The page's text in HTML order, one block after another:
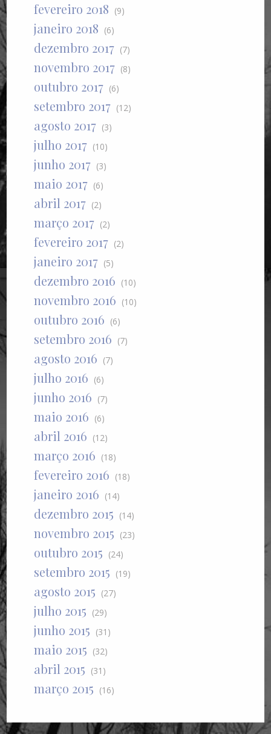
fevereiro 2018 (9)
janeiro 2018 (6)
dezembro 2017 (7)
novembro 2017 (8)
outubro 2017 (6)
setembro 2017 (12)
agosto 2017 (3)
julho 2017 (10)
junho 2017 (3)
maio 2017 (6)
abril 2017 (2)
março 2017 (2)
fevereiro 2017 (2)
janeiro 2017 (5)
dezembro 2016 (10)
novembro 2016 (10)
outubro 2016 (6)
setembro 2016 (7)
agosto 2016 (7)
julho 2016 (6)
junho 2016 (7)
maio 2016 (6)
abril 2016 (12)
março 2016 (18)
fevereiro 2016 (18)
janeiro 2016 (14)
dezembro 2015 (14)
novembro 2015 (23)
outubro 2015 (24)
setembro 2015 (19)
agosto 2015 (27)
julho 2015 (29)
junho 2015 (31)
maio 2015 (32)
abril 2015 (31)
março 2015 (16)